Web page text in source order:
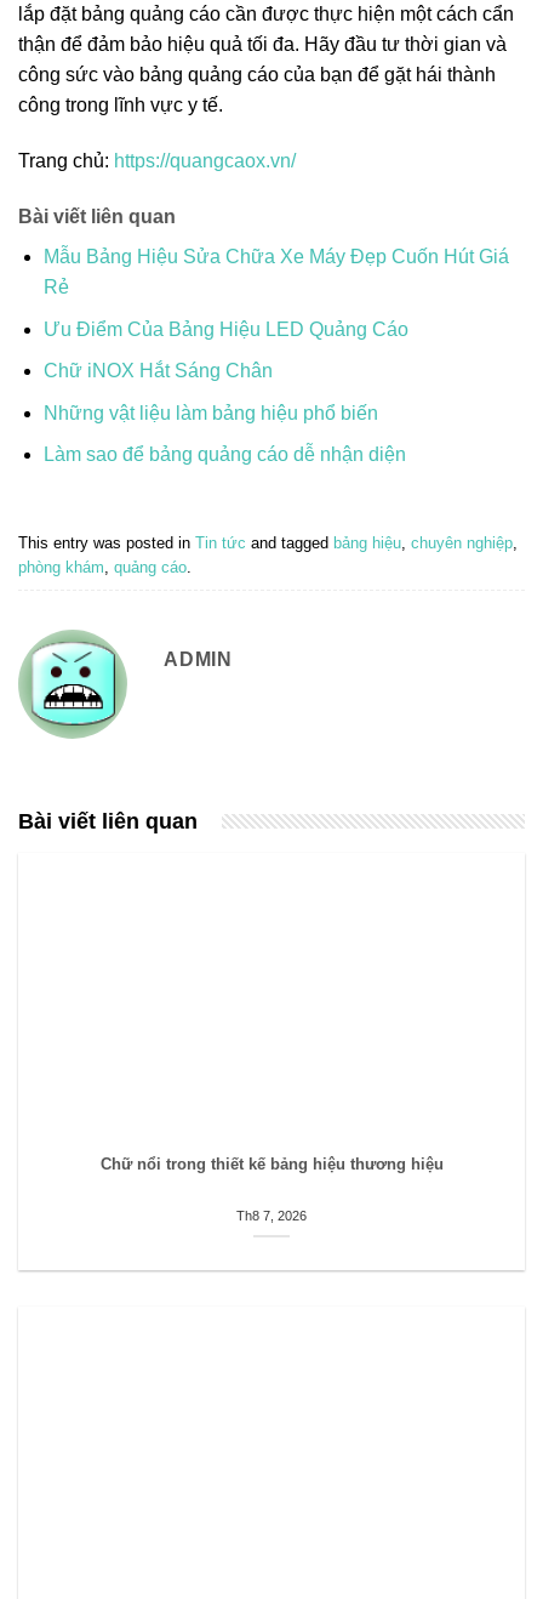
lắp đặt bảng quảng cáo cần được thực hiện một cách cẩn
thận để đảm bảo hiệu quả tối đa. Hãy đầu tư thời gian và
công sức vào bảng quảng cáo của bạn để gặt hái thành
công trong lĩnh vực y tế.
Trang chủ: https://quangcaox.vn/
Bài viết liên quan
Mẫu Bảng Hiệu Sửa Chữa Xe Máy Đẹp Cuốn Hút Giá
Rẻ
Ưu Điểm Của Bảng Hiệu LED Quảng Cáo
Chữ iNOX Hắt Sáng Chân
Những vật liệu làm bảng hiệu phổ biến
Làm sao để bảng quảng cáo dễ nhận diện
This entry was posted in Tin tức and tagged bảng hiệu, chuyên nghiệp,
phòng khám, quảng cáo.
ADMIN
Bài viết liên quan
Chữ nổi trong thiết kế bảng hiệu thương hiệu
Th8 7, 2026